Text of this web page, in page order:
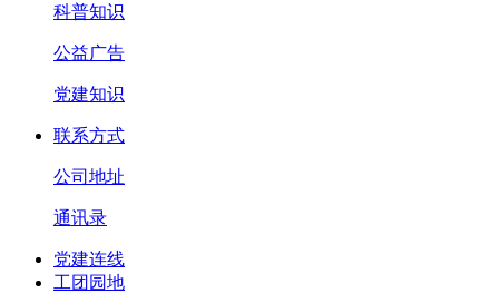
科普知识
公益广告
党建知识
联系方式
公司地址
通讯录
党建连线
工团园地